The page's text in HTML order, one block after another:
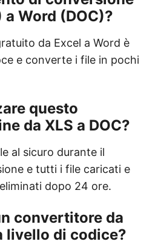
a Word (DOC)?
da Excel a Word è
e converte i file in pochi
questo
da XLS a DOC?
al sicuro durante il
e tutti i file caricati e
dopo 24 ore.
convertitore da
livello di codice?